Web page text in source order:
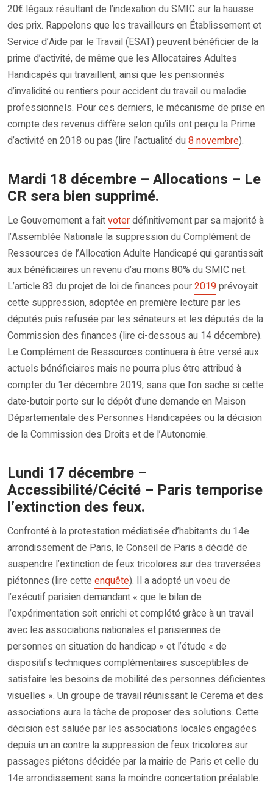
20€ légaux résultant de l’indexation du SMIC sur la hausse
des prix. Rappelons que les travailleurs en Établissement et
Service d’Aide par le Travail (ESAT) peuvent bénéficier de la
prime d’activité, de même que les Allocataires Adultes
Handicapés qui travaillent, ainsi que les pensionnés
d’invalidité ou rentiers pour accident du travail ou maladie
professionnels. Pour ces derniers, le mécanisme de prise en
compte des revenus diffère selon qu’ils ont perçu la Prime
d’activité en 2018 ou pas (lire l’actualité du8 novembre).
Mardi 18 décembre – Allocations – Le
CR sera bien supprimé.
Le Gouvernement a faitvoterdéfinitivement par sa majorité à
l’Assemblée Nationale la suppression du Complément de
Ressources de l’Allocation Adulte Handicapé qui garantissait
aux bénéficiaires un revenu d’au moins 80% du SMIC net.
L’article 83 du projet de loi de finances pour2019prévoyait
cette suppression, adoptée en première lecture par les
députés puis refusée par les sénateurs et les députés de la
Commission des finances (lire ci-dessous au 14 décembre).
Le Complément de Ressources continuera à être versé aux
actuels bénéficiaires mais ne pourra plus être attribué à
compter du 1er décembre 2019, sans que l’on sache si cette
date-butoir porte sur le dépôt d’une demande en Maison
Départementale des Personnes Handicapées ou la décision
de la Commission des Droits et de l’Autonomie.
Lundi 17 décembre –
Accessibilité/Cécité – Paris temporise
l’extinction des feux.
Confronté à la protestation médiatisée d’habitants du 14e
arrondissement de Paris, le Conseil de Paris a décidé de
suspendre l’extinction de feux tricolores sur des traversées
piétonnes (lire cette enquête). Il a adopté un voeu de
l’exécutif parisien demandant « que le bilan de
l’expérimentation soit enrichi et complété grâce à un travail
avec les associations nationales et parisiennes de
personnes en situation de handicap » et l’étude « de
dispositifs techniques complémentaires susceptibles de
satisfaire les besoins de mobilité des personnes déficientes
visuelles ». Un groupe de travail réunissant le Cerema et des
associations aura la tâche de proposer des solutions. Cette
décision est saluée par les associations locales engagées
depuis un an contre la suppression de feux tricolores sur
passages piétons décidée par la mairie de Paris et celle du
14e arrondissement sans la moindre concertation préalable.